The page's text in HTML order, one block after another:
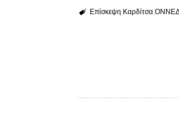
Επίσκεψη Καρδίτσα